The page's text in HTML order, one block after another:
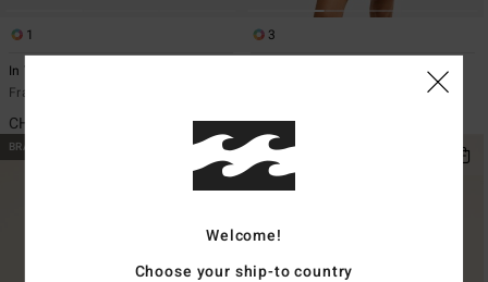
1
In Your Light
Frauen Schwarz Seersucker-Rock
CHF 75,00
3
Frauen Schwarz Blousonkleid
CHF 89,00
BRANDNEU BRANDNEU
Welcome!
Choose your ship-to country